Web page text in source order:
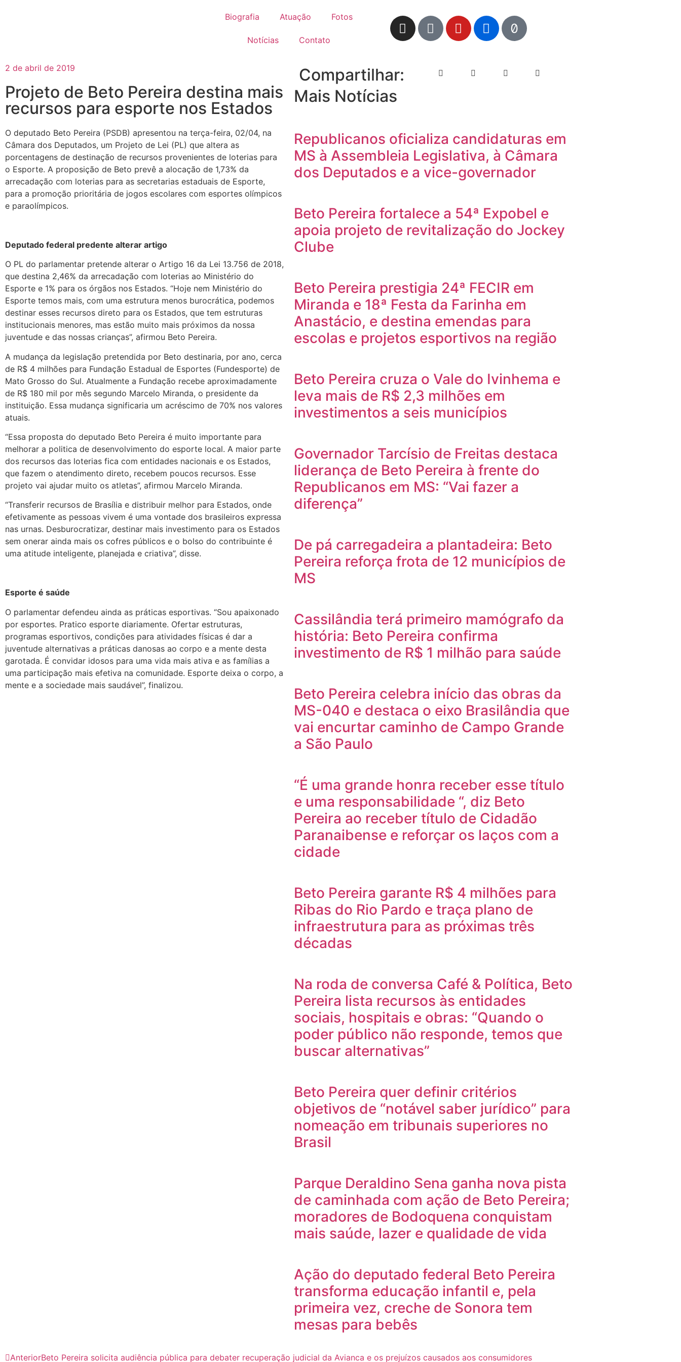
Biografia Atuação Fotos
Notícias Contato
2 de abril de 2019
Projeto de Beto Pereira destina mais
recursos para esporte nos Estados
O deputado Beto Pereira (PSDB) apresentou na terça-feira, 02/04, na
Câmara dos Deputados, um Projeto de Lei (PL) que altera as
porcentagens de destinação de recursos provenientes de loterias para
o Esporte. A proposição de Beto prevê a alocação de 1,73% da
arrecadação com loterias para as secretarias estaduais de Esporte,
para a promoção prioritária de jogos escolares com esportes olímpicos
e paraolímpicos.
Deputado federal predente alterar artigo
O PL do parlamentar pretende alterar o Artigo 16 da Lei 13.756 de 2018,
que destina 2,46% da arrecadação com loterias ao Ministério do
Esporte e 1% para os órgãos nos Estados. “Hoje nem Ministério do
Esporte temos mais, com uma estrutura menos burocrática, podemos
destinar esses recursos direto para os Estados, que tem estruturas
institucionais menores, mas estão muito mais próximos da nossa
juventude e das nossas crianças”, afirmou Beto Pereira.
A mudança da legislação pretendida por Beto destinaria, por ano, cerca
de R$ 4 milhões para Fundação Estadual de Esportes (Fundesporte) de
Mato Grosso do Sul. Atualmente a Fundação recebe aproximadamente
de R$ 180 mil por mês segundo Marcelo Miranda, o presidente da
instituição. Essa mudança significaria um acréscimo de 70% nos valores
atuais.
“Essa proposta do deputado Beto Pereira é muito importante para
melhorar a politica de desenvolvimento do esporte local. A maior parte
dos recursos das loterias fica com entidades nacionais e os Estados,
que fazem o atendimento direto, recebem poucos recursos. Esse
projeto vai ajudar muito os atletas”, afirmou Marcelo Miranda.
“Transferir recursos de Brasília e distribuir melhor para Estados, onde
efetivamente as pessoas vivem é uma vontade dos brasileiros expressa
nas urnas. Desburocratizar, destinar mais investimento para os Estados
sem onerar ainda mais os cofres públicos e o bolso do contribuinte é
uma atitude inteligente, planejada e criativa”, disse.
Esporte é saúde
O parlamentar defendeu ainda as práticas esportivas. “Sou apaixonado
por esportes. Pratico esporte diariamente. Ofertar estruturas,
programas esportivos, condições para atividades físicas é dar a
juventude alternativas a práticas danosas ao corpo e a mente desta
garotada. É convidar idosos para uma vida mais ativa e as famílias a
uma participação mais efetiva na comunidade. Esporte deixa o corpo, a
mente e a sociedade mais saudável”, finalizou.
Compartilhar:
Mais Notícias
Republicanos oficializa candidaturas em
MS à Assembleia Legislativa, à Câmara
dos Deputados e a vice-governador
Beto Pereira fortalece a 54ª Expobel e
apoia projeto de revitalização do Jockey
Clube
Beto Pereira prestigia 24ª FECIR em
Miranda e 18ª Festa da Farinha em
Anastácio, e destina emendas para
escolas e projetos esportivos na região
Beto Pereira cruza o Vale do Ivinhema e
leva mais de R$ 2,3 milhões em
investimentos a seis municípios
Governador Tarcísio de Freitas destaca
liderança de Beto Pereira à frente do
Republicanos em MS: “Vai fazer a
diferença”
De pá carregadeira a plantadeira: Beto
Pereira reforça frota de 12 municípios de
MS
Cassilândia terá primeiro mamógrafo da
história: Beto Pereira confirma
investimento de R$ 1 milhão para saúde
Beto Pereira celebra início das obras da
MS-040 e destaca o eixo Brasilândia que
vai encurtar caminho de Campo Grande
a São Paulo
“É uma grande honra receber esse título
e uma responsabilidade “, diz Beto
Pereira ao receber título de Cidadão
Paranaibense e reforçar os laços com a
cidade
Beto Pereira garante R$ 4 milhões para
Ribas do Rio Pardo e traça plano de
infraestrutura para as próximas três
décadas
Na roda de conversa Café & Política, Beto
Pereira lista recursos às entidades
sociais, hospitais e obras: “Quando o
poder público não responde, temos que
buscar alternativas”
Beto Pereira quer definir critérios
objetivos de “notável saber jurídico” para
nomeação em tribunais superiores no
Brasil
Parque Deraldino Sena ganha nova pista
de caminhada com ação de Beto Pereira;
moradores de Bodoquena conquistam
mais saúde, lazer e qualidade de vida
Ação do deputado federal Beto Pereira
transforma educação infantil e, pela
primeira vez, creche de Sonora tem
mesas para bebês
AnteriorBeto Pereira solicita audiência pública para debater recuperação judicial da Avianca e os prejuízos causados aos consumidores